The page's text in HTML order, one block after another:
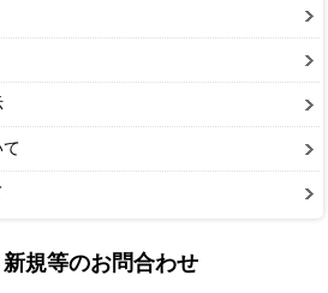
規等のお問合わせ